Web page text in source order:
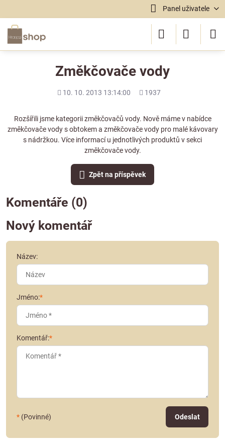
Panel uživatele
Změkčovače vody
Přidáno
10. 10. 2013 13:14:00
Počet
1937
Rozšířili jsme kategorii změkčovačů vody. Nově máme v nabídce
změkčovače vody s obtokem a změkčovače vody pro malé kávovary
s nádržkou. Více informací u jednotlivých produktů v sekci
změkčovače vody.
Zpět na příspěvek
Komentáře (0)
Nový komentář
Název:
Jméno:*
Komentář:*
* (Povinné) Odeslat